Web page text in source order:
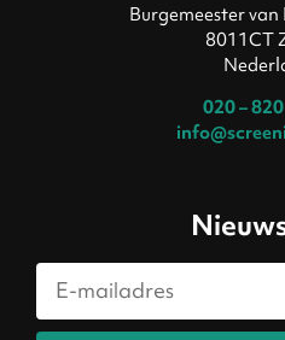
Burgemeester van
8011CT
020 –